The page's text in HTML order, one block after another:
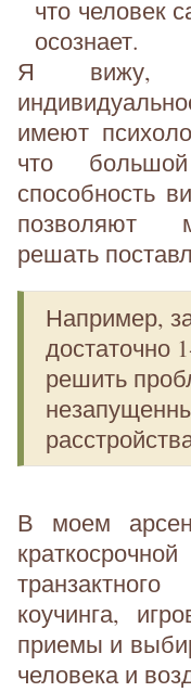
что человек
осознает.
Я вижу,
имеют
что
способность
позволяют
решать
Например,
достаточно
решить
В моем
коучинга,
приемы и
человека и